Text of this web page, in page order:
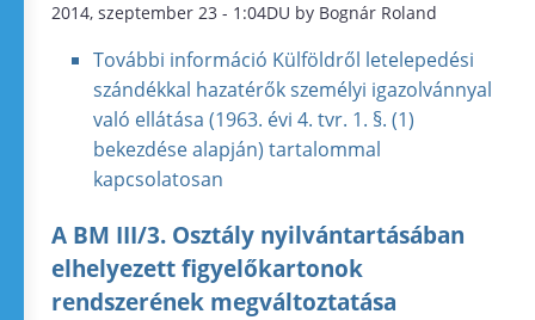
2014, szeptember 23 - 1:04DU by Bognár Roland
További információ Külföldről letelepedési
szándékkal hazatérők személyi igazolvánnyal
való ellátása (1963. évi 4. tvr. 1. §. (1)
bekezdése alapján) tartalommal
kapcsolatosan
A BM III/3. Osztály nyilvántartásában
elhelyezett figyelőkartonok
rendszerének megváltoztatása